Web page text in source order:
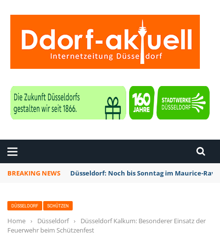
BREAKING NEWS Düsseldorf: Noch bis Sonntag im Maurice-
DÜSSELDORF SCHÜTZEN
Home › Düsseldorf ›
Düsseldorf Kalkum: Besonderer Einsatz der
Feuerwehr beim Schützenfest